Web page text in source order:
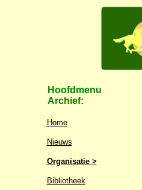
Hoofdmenu
Archief:
Home
Nieuws
Organisatie >
Bibliotheek